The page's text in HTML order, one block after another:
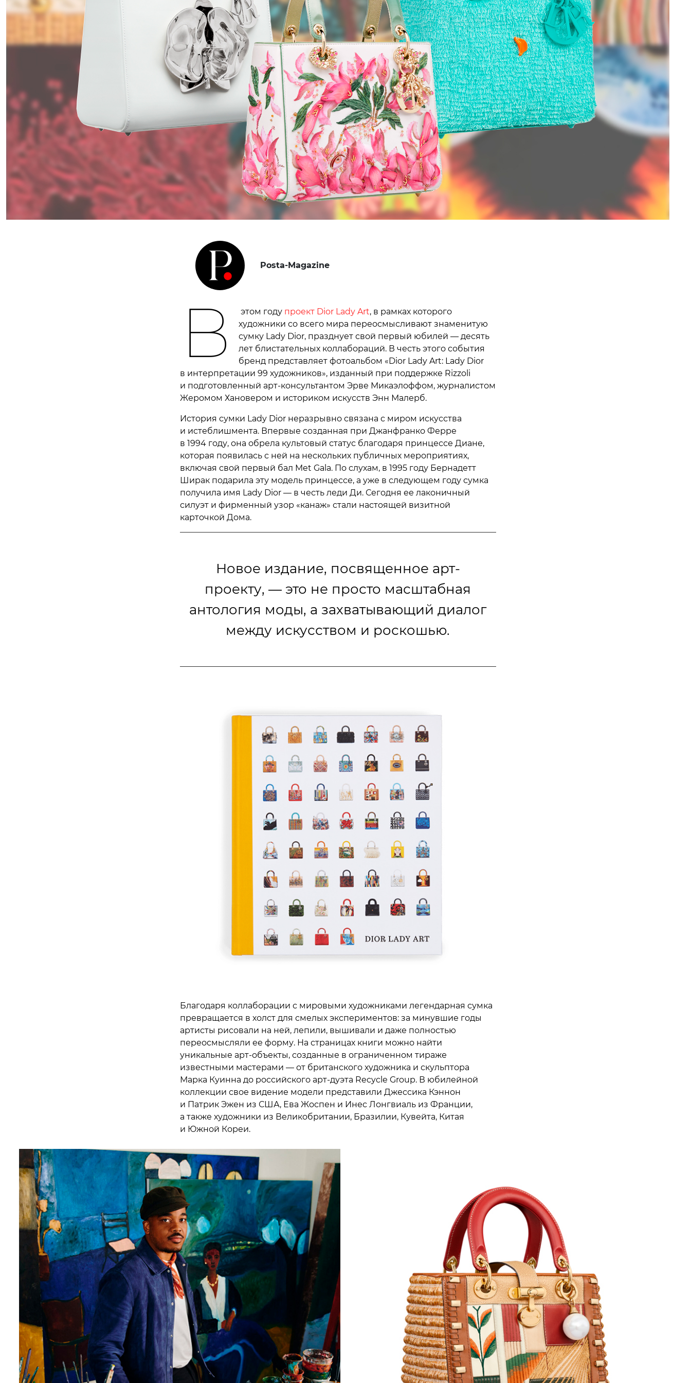
Posta-Magazine
В этом году проект Dior Lady Art, в рамках которого
художники со всего мира переосмысливают знаменитую
сумку Lady Dior, празднует свой первый юбилей — десять
лет блистательных коллабораций. В честь этого события
бренд представляет фотоальбом «Dior Lady Art: Lady Dior
в интерпретации 99 художников», изданный при поддержке Rizzoli
и подготовленный арт-консультантом Эрве Микаэлоффом, журналистом
Жеромом Хановером и историком искусств Энн Малерб.
История сумки Lady Dior неразрывно связана с миром искусства
и истеблишмента. Впервые созданная при Джанфранко Ферре
в 1994 году, она обрела культовый статус благодаря принцессе Диане,
которая появилась с ней на нескольких публичных мероприятиях,
включая свой первый бал Met Gala. По слухам, в 1995 году Бернадетт
Ширак подарила эту модель принцессе, а уже в следующем году сумка
получила имя Lady Dior — в честь леди Ди. Сегодня ее лаконичный
силуэт и фирменный узор «канаж» стали настоящей визитной
карточкой Дома.
Новое издание, посвященное арт-
проекту, — это не просто масштабная
антология моды, а захватывающий диалог
между искусством и роскошью.
Благодаря коллаборации с мировыми художниками легендарная сумка
превращается в холст для смелых экспериментов: за минувшие годы
артисты рисовали на ней, лепили, вышивали и даже полностью
переосмысляли ее форму. На страницах книги можно найти
уникальные арт-объекты, созданные в ограниченном тираже
известными мастерами — от британского художника и скульптора
Марка Куинна до российского арт-дуэта Recycle Group. В юбилейной
коллекции свое видение модели представили Джессика Кэннон
и Патрик Эжен из США, Ева Жоспен и Инес Лонгвиаль из Франции,
а также художники из Великобритании, Бразилии, Кувейта, Китая
и Южной Кореи.